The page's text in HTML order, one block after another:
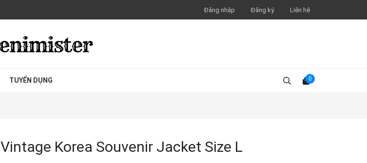
Đăng nhập Đăng ký Liên hệ
TUYỂN DỤNG 0
Vintage Korea Souvenir Jacket Size L